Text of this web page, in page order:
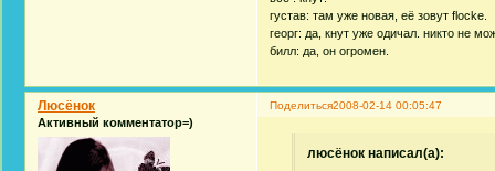
густав: там уже новая, её зовут flocke.
георг: да, кнут уже одичал. никто не
билл: да, он огромен.
Поделиться2008-02-14 00:05:47
Люсёнок
Активный комментатор=)
люсёнок написал(а):